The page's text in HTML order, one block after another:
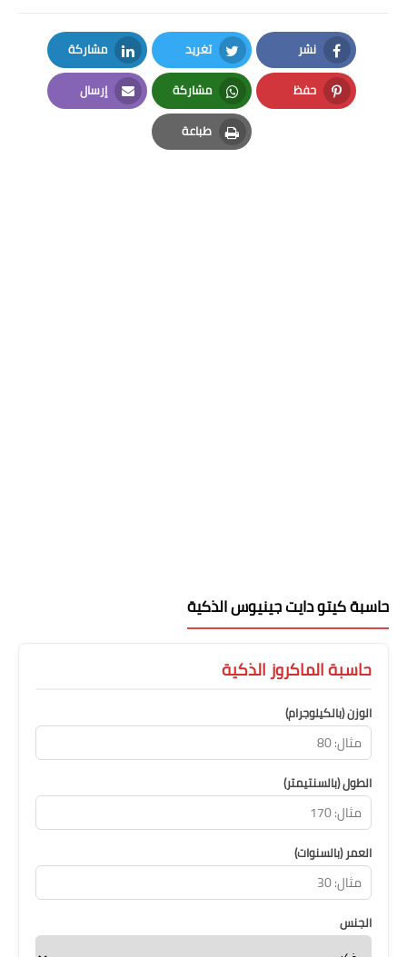
نشر
Facebook
تغريد
Twitter
مشاركة
LinkedIn
حفظ
Pinterest
مشاركة
Whatsapp
إرسال
Email
طباعة
Print
حاسبة كيتو دايت جينيوس الذكية
حاسبة الماكروز الذكية
الوزن (بالكيلوجرام)
الطول (بالسنتيمتر)
العمر (بالسنوات)
الجنس